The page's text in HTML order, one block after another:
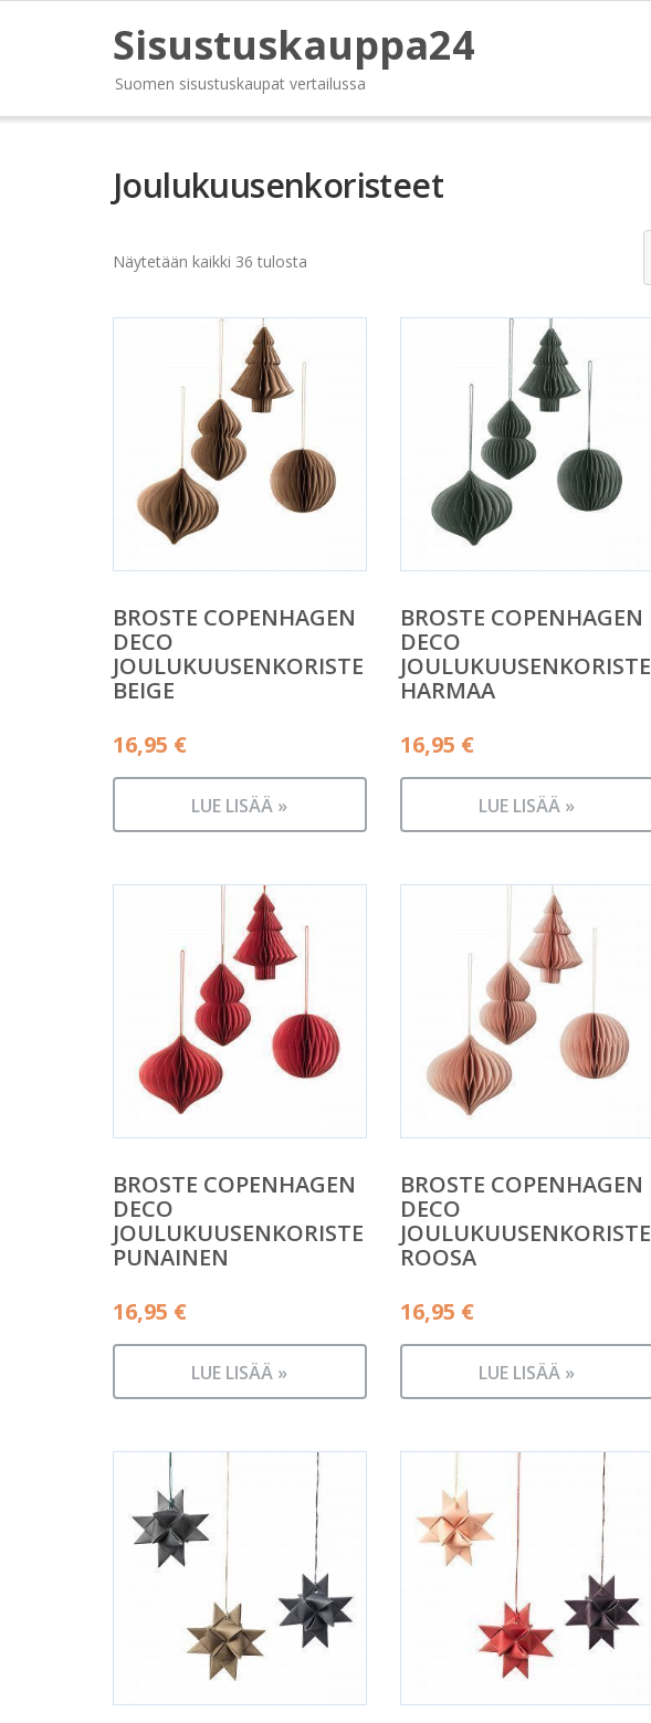
Sisustuskauppa24
Suomen sisustuskaupat vertailussa
Joulukuusenkoristeet
Näytetään kaikki 36 tulosta
BROSTE COPENHAGEN
DECO
JOULUKUUSENKORISTE
BEIGE
16,95 €
LUE LISÄÄ »
BROSTE COPENHAGEN
DECO
JOULUKUUSENKORISTE
HARMAA
16,95 €
LUE LISÄÄ »
BROSTE COPENHAGEN
DECO
JOULUKUUSENKORISTE
PUNAINEN
16,95 €
LUE LISÄÄ »
BROSTE COPENHAGEN
DECO
JOULUKUUSENKORISTE
ROOSA
16,95 €
LUE LISÄÄ »